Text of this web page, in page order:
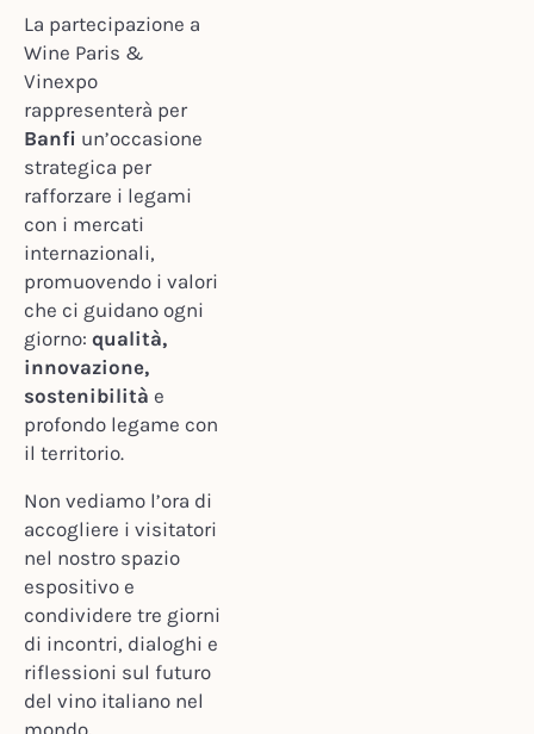
La partecipazione a
Wine Paris &
Vinexpo
rappresenterà per
Banfi un’occasione
strategica per
rafforzare i legami
con i mercati
internazionali,
promuovendo i valori
che ci guidano ogni
giorno: qualità,
innovazione,
sostenibilità e
profondo legame con
il territorio.
Non vediamo l’ora di
accogliere i visitatori
nel nostro spazio
espositivo e
condividere tre giorni
di incontri, dialoghi e
riflessioni sul futuro
del vino italiano nel
mondo.